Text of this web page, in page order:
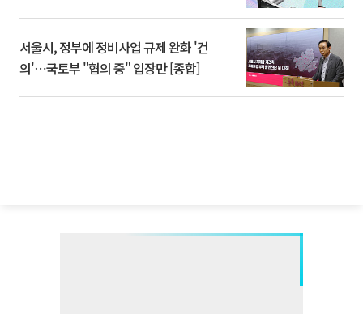
서울시, 정부에 정비사업 규제 완화 '건
의'⋯국토부 "협의 중" 입장만 [종합]